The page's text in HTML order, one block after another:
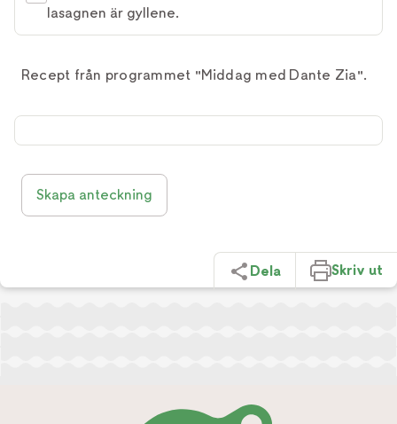
lasagnen är gyllene.
Recept från programmet "Middag med Dante Zia".
Skapa anteckning
Dela Skriv ut